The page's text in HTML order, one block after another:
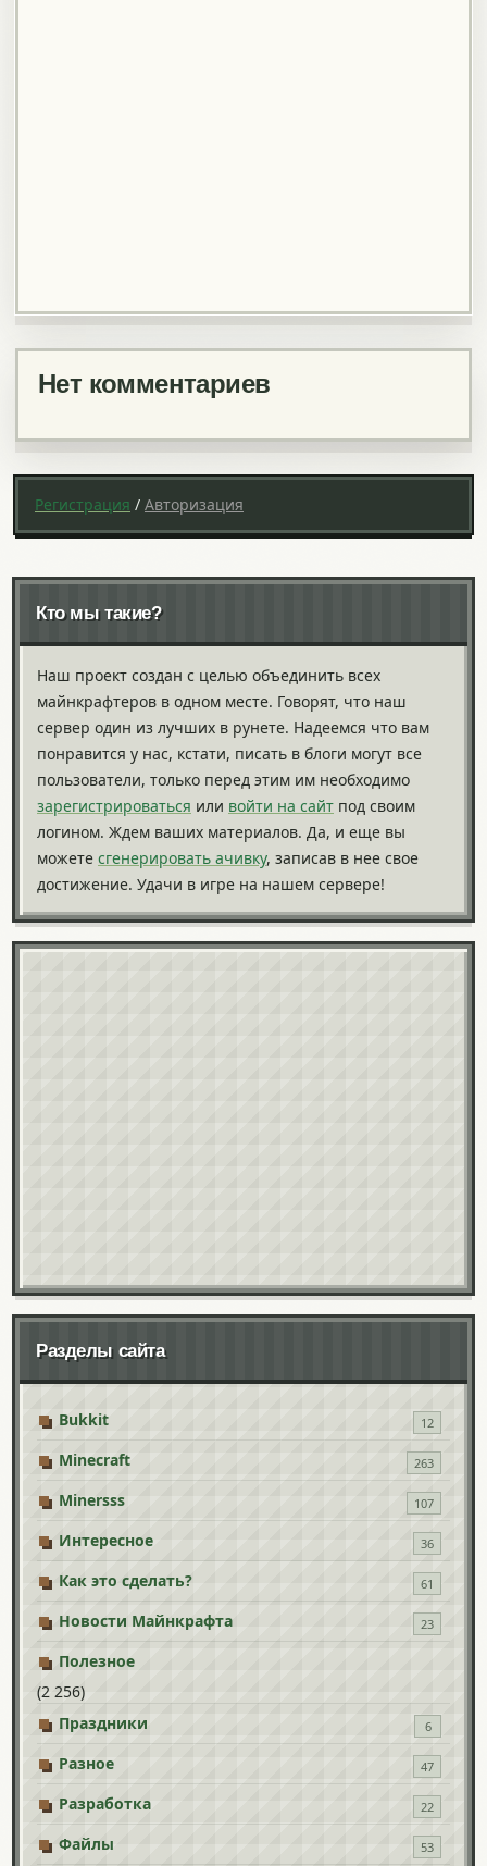
Нет комментариев
Регистрация / Авторизация
Кто мы такие?
Наш проект создан с целью объединить всех
майнкрафтеров в одном месте. Говорят, что наш
сервер один из лучших в рунете. Надеемся что вам
понравится у нас, кстати, писать в блоги могут все
пользователи, только перед этим им необходимо
зарегистрироваться или войти на сайт под своим
логином. Ждем ваших материалов. Да, и еще вы
можете сгенерировать ачивку, записав в нее свое
достижение. Удачи в игре на нашем сервере!
Разделы сайта
Bukkit 12
Minecraft 263
Minersss 107
Интересное 36
Как это сделать? 61
Новости Майнкрафта 23
Полезное
(2 256)
Праздники
6
Разное 47
Разработка 22
Файлы 53